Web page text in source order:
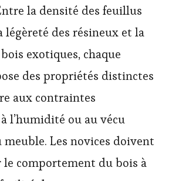
la densité des feuillus
légèreté des résineux et la
exotiques, chaque
des propriétés distinctes
aux contraintes
l’humidité ou au vécu
Les novices doivent
le comportement du bois à